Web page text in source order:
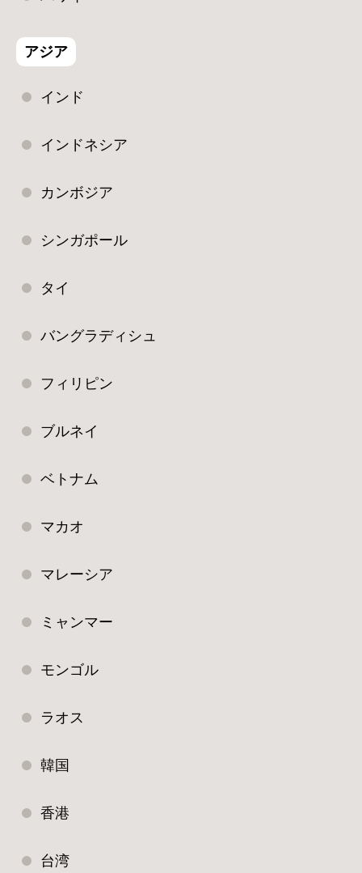
アジア
インド
インドネシア
カンボジア
シンガポール
タイ
バングラディシュ
フィリピン
ブルネイ
ベトナム
マカオ
マレーシア
ミャンマー
モンゴル
ラオス
韓国
香港
台湾